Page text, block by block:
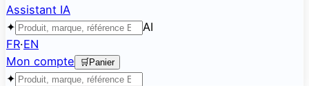
Assistant IA
✦
AI
FR·EN
Mon compte
🛒 Panier
✦